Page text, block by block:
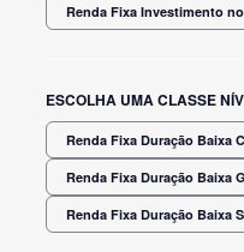
Renda Fixa Investimento
ESCOLHA UMA CLASSE
Renda Fixa Duração Baixa
Renda Fixa Duração Baixa
Renda Fixa Duração Baixa